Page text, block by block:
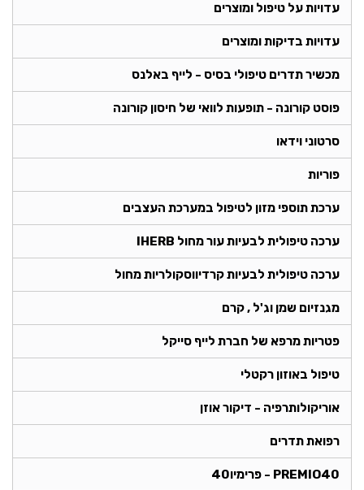
עדויות על טיפול ומוצרים
עדויות בדיקות ומוצרים
מכשיר תדרים טיפולי בסיס - לייף באלנס
פוסט קורונה - תופעות לוואי של חיסון קורונה
סרטוני וידאו
פוריות
ערכת תוספי מזון לטיפול במערכת העצבים
ערכה טיפולית לבעיות עור מחול IHERB
ערכה טיפולית לבעיות קרדיווסקולריות מחול
מגנזיום שמן וג'ל , קרם
פטריות מרפא של חברת לייף סייקל
טיפול באוזון רקטלי
אוריקולותרפיה - דיקור אוזן
רפואת תדרים
PREMIO40 - פרימיו40